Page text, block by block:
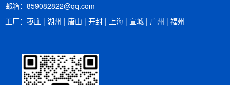
邮箱：​859082822@qq.com
工厂：枣庄 | 湖州 | 唐山 | 开封 | 上海 | 宣城 | 广州 | 福州